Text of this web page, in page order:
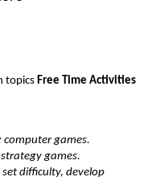
topics Free Time Activities
computer games.
games.
difficulty, develop